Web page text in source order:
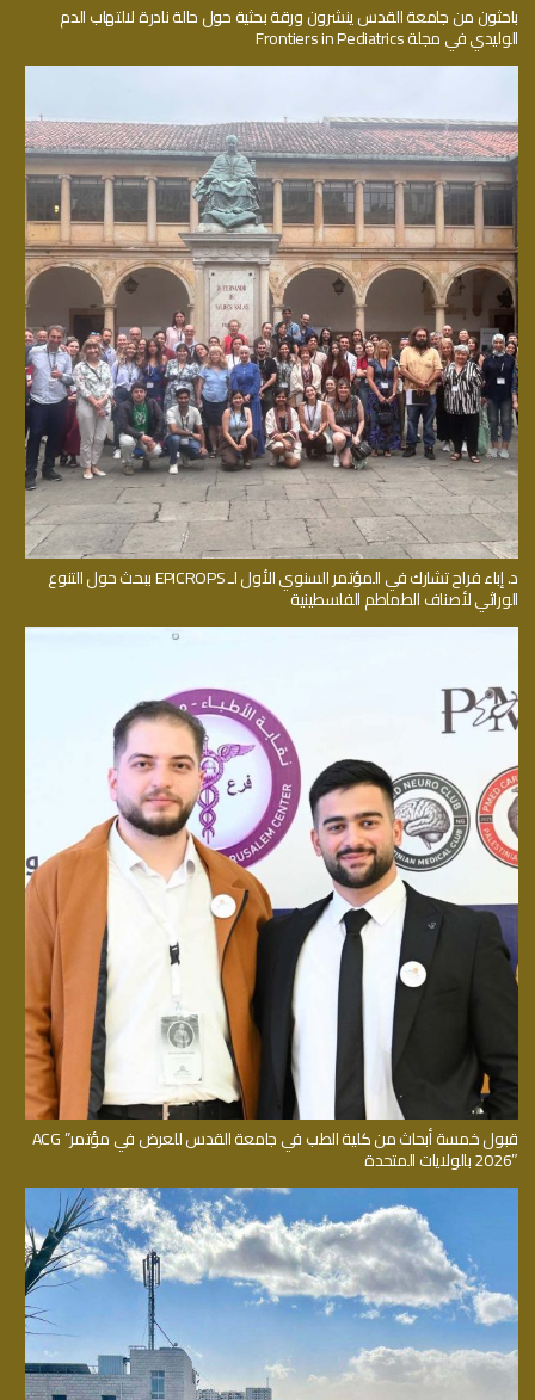
باحثون من جامعة القدس ينشرون ورقة بحثية حول حالة نادرة لالتهاب الدم
الوليدي في مجلة Frontiers in Pediatrics
د. إباء فراح تشارك في المؤتمر السنوي الأول لـ EPICROPS ببحث حول التنوع
الوراثي لأصناف الطماطم الفلسطينية
قبول خمسة أبحاث من كلية الطب في جامعة القدس للعرض في مؤتمر” ACG
2026″ بالولايات المتحدة